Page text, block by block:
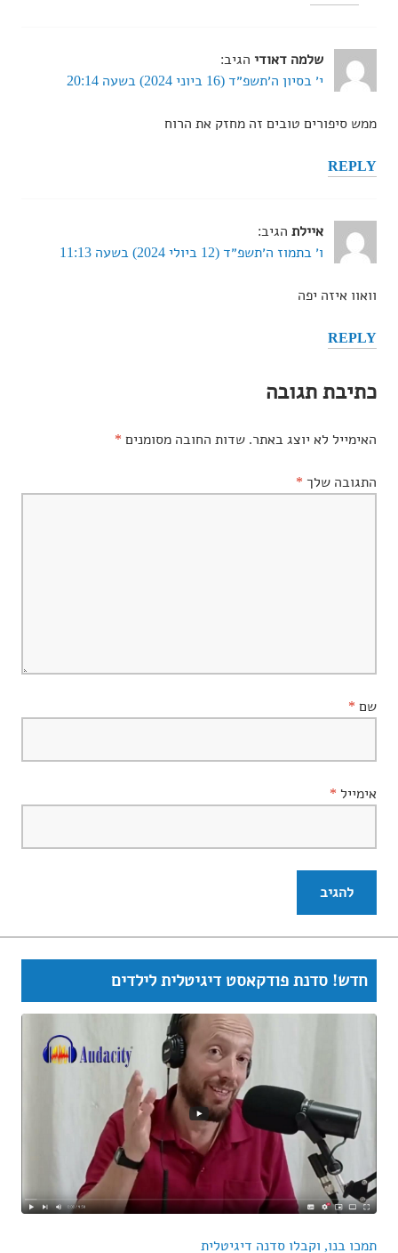
שלמה דאודי הגיב:
י׳ בסיון ה׳תשפ״ד (16 ביוני 2024) בשעה 20:14
ממש סיפורים טובים זה מחזק את הרוח
REPLY
איילת הגיב:
ו׳ בתמוז ה׳תשפ״ד (12 ביולי 2024) בשעה 11:13
וואוו איזה יפה
REPLY
כתיבת תגובה
האימייל לא יוצג באתר. שדות החובה מסומנים *
התגובה שלך *
שם *
אימייל *
חדש! סדנת פודקאסט דיגיטלית לילדים
תמכו בנו, וקבלו סדנה דיגיטלית